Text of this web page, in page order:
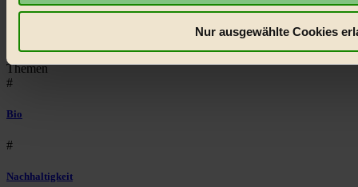
Nur ausgewählte Cookies
Social Media
Folge uns auf Instagram
Themen
#
Bio
#
Nachhaltigkeit